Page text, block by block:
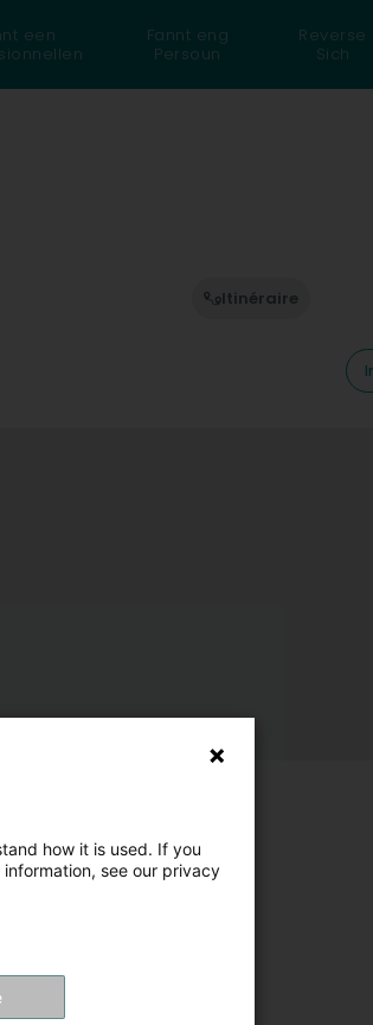
een
Fannt eng
Persoun
Reverse
Sich
Itinéraire
how it is used. If you
see our privacy